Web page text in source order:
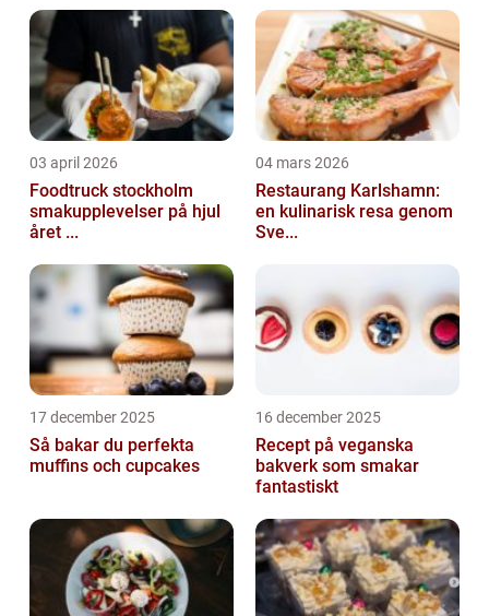
grundlig översikt över snabb tårta, pr...
03 april 2026
Foodtruck stockholm
smakupplevelser på hjul
året ...
04 mars 2026
Restaurang Karlshamn:
en kulinarisk resa genom
Sve...
17 december 2025
Så bakar du perfekta
muffins och cupcakes
16 december 2025
Recept på veganska
bakverk som smakar
fantastiskt